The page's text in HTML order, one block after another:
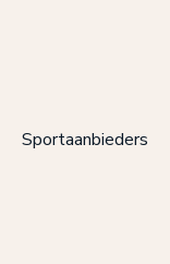
Sportaanbieders